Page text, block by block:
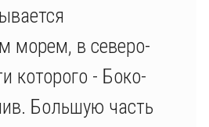
морем, в северо-
которого - Боко-
Большую часть